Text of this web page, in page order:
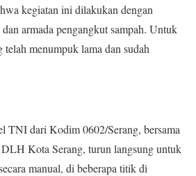
kegiatan ini dilakukan dengan
armada pengangkut sampah. Untuk
telah menumpuk lama dan sudah
TNI dari Kodim 0602/Serang, bersama
Kota Serang, turun langsung untuk
manual, di beberapa titik di